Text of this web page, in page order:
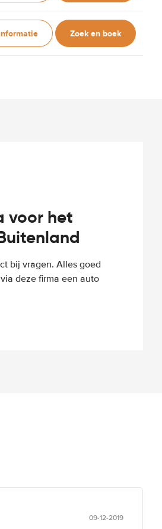
Zoek en boek
voor het
bij vragen. Alles goed
deze firma een auto
09-12-2019